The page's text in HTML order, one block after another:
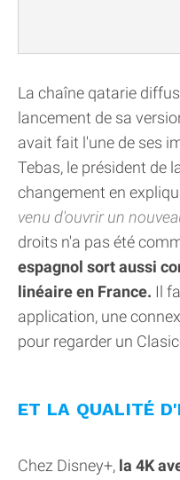
La chaîne qatarie
lancement de sa
avait fait l'une de ses
Tebas, le président de
changement en
venu d'ouvrir un
droits n'a pas été
espagnol sort aussi
linéaire en France. Il
application, une
pour regarder un
ET LA QUALITÉ
Chez Disney+, la 4K